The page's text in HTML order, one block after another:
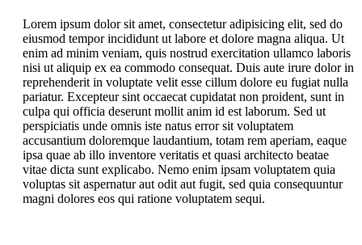
Lorem ipsum dolor sit amet, consectetur adipisicing elit, sed do
eiusmod tempor incididunt ut labore et dolore magna aliqua. Ut
enim ad minim veniam, quis nostrud exercitation ullamco laboris
nisi ut aliquip ex ea commodo consequat. Duis aute irure dolor in
reprehenderit in voluptate velit esse cillum dolore eu fugiat nulla
pariatur. Excepteur sint occaecat cupidatat non proident, sunt in
culpa qui officia deserunt mollit anim id est laborum. Sed ut
perspiciatis unde omnis iste natus error sit voluptatem
accusantium doloremque laudantium, totam rem aperiam, eaque
ipsa quae ab illo inventore veritatis et quasi architecto beatae
vitae dicta sunt explicabo. Nemo enim ipsam voluptatem quia
voluptas sit aspernatur aut odit aut fugit, sed quia consequuntur
magni dolores eos qui ratione voluptatem sequi.